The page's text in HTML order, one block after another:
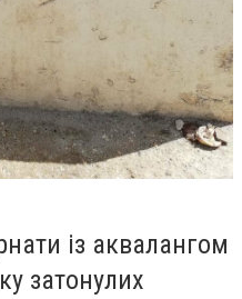
із аквалангом
затонулих